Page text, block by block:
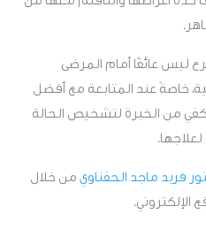
ليس عائقًا أمام المرضى
خاصةً عند المتابعة مع أفضل
من الخبرة لتشخيص الحالة
لعلاجها.
فريد ماجد الحفناوي من خلال
الإلكتروني.